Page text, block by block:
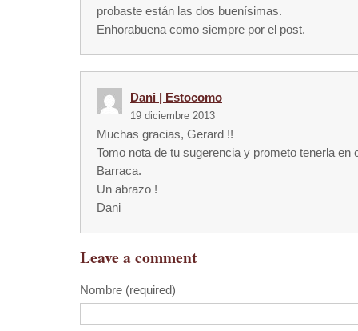
probaste están las dos buenísimas.
Enhorabuena como siempre por el post.
Dani | Estocomo
19 diciembre 2013
Muchas gracias, Gerard !!
Tomo nota de tu sugerencia y prometo tenerla en
Barraca.
Un abrazo !
Dani
Leave a comment
Nombre (required)